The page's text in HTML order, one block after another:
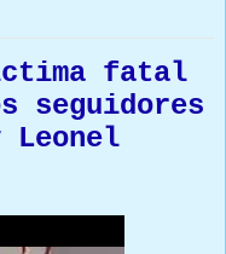
fatal
seguidores